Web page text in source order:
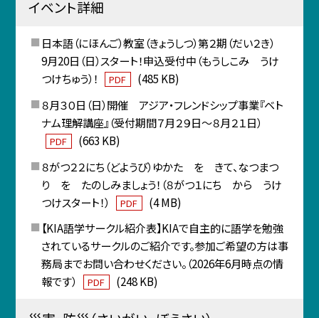
イベント詳細
日本語（にほんご）教室（きょうしつ）第２期（だい２き）
9月20日（日）スタート！申込受付中（もうしこみ うけ
つけちゅう）！
PDF
(485 KB)
８月３０日（日）開催 アジア・フレンドシップ事業『ベト
ナム理解講座』（受付期間７月２９日～８月２１日）
PDF
(663 KB)
８がつ２２にち（どようび）ゆかた を きて、なつまつ
り を たのしみましょう！（８がつ１にち から うけ
つけスタート！）
PDF
(4 MB)
【KIA語学サークル紹介表】KIAで自主的に語学を勉強
されているサークルのご紹介です。参加ご希望の方は事
務局までお問い合わせください。（2026年6月時点の情
報です）
PDF (248 KB)